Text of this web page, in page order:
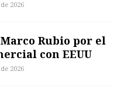
2026
Rubio por el
con EEUU
2026